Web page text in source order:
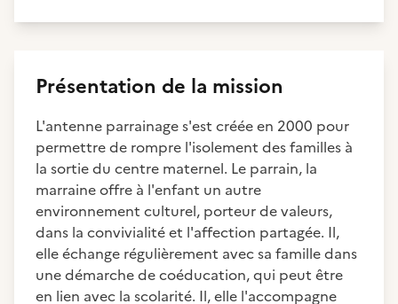
Présentation de la mission
L'antenne parrainage s'est créée en 2000 pour
permettre de rompre l'isolement des familles à
la sortie du centre maternel. Le parrain, la
marraine offre à l'enfant un autre
environnement culturel, porteur de valeurs,
dans la convivialité et l'affection partagée. Il,
elle échange régulièrement avec sa famille dans
une démarche de coéducation, qui peut être
en lien avec la scolarité. Il, elle l'accompagne